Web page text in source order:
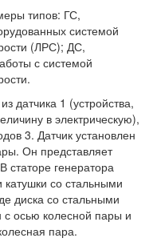
типов: ГС,
системой
(ЛРС); ДС,
с системой
датчика 1 (устройства,
в электрическую),
3. Датчик установлен
Он представляет
статоре генератора
со стальными
диска со стальными
осью колесной пары и
пара.